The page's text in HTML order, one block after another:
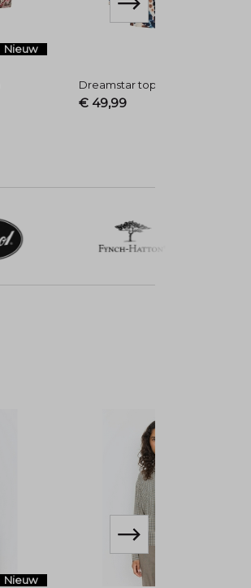
Nieuw
Dreamstar top Ramada
€ 49,99
Nieuw